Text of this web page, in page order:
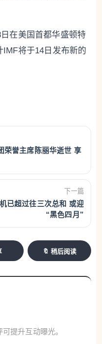
在美国首都华盛顿特
IMF将于14日发布新的
荣誉主席陈丽华逝世 享
下一篇
已超过往三次总和 或迎
“黑色四月”
🔖 稍后阅读
提升互动曝光。